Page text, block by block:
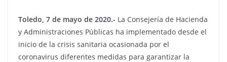
Toledo, 7 de mayo de 2020.- La Consejería de Hacienda
y Administraciones Públicas ha implementado desde el
inicio de la crisis sanitaria ocasionada por el
coronavirus diferentes medidas para garantizar la